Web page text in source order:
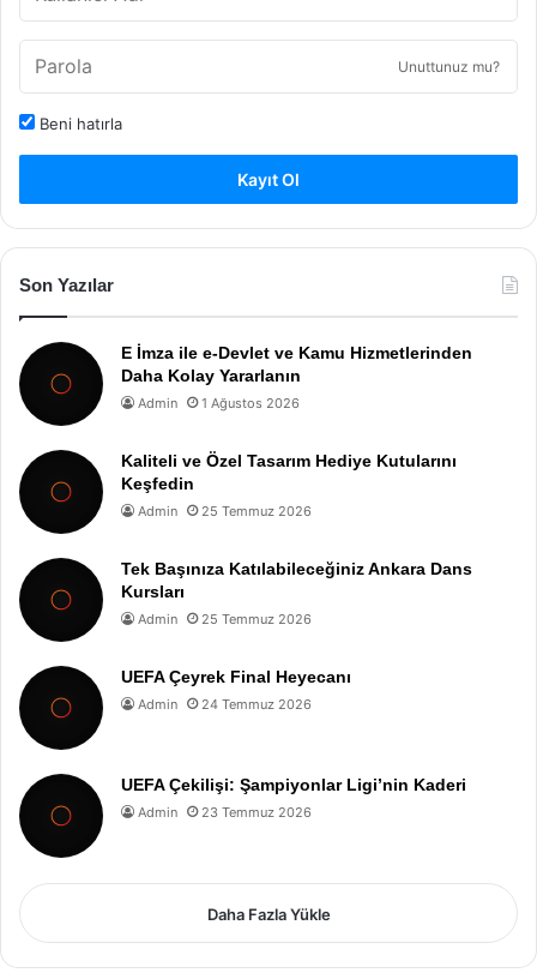
Unuttunuz mu?
Beni hatırla
Kayıt Ol
Son Yazılar
E İmza ile e-Devlet ve Kamu Hizmetlerinden
Daha Kolay Yararlanın
Admin 1 Ağustos 2026
Kaliteli ve Özel Tasarım Hediye Kutularını
Keşfedin
Admin 25 Temmuz 2026
Tek Başınıza Katılabileceğiniz Ankara Dans
Kursları
Admin 25 Temmuz 2026
UEFA Çeyrek Final Heyecanı
Admin 24 Temmuz 2026
UEFA Çekilişi: Şampiyonlar Ligi’nin Kaderi
Admin 23 Temmuz 2026
Daha Fazla Yükle